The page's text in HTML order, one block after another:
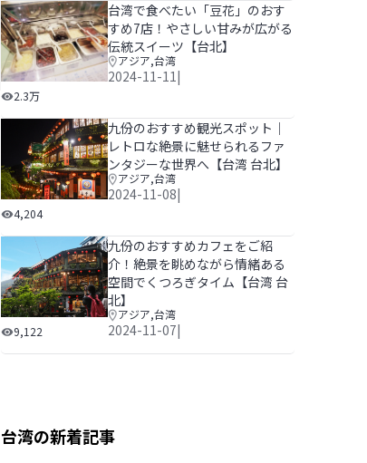
台湾で食べたい「豆花」のおすすめ7店！やさしい甘み
2.3万
台湾で食べたい「豆花」のおす
すめ7店！やさしい甘みが広がる
伝統スイーツ【台北】
アジア,台湾
2024-11-11|
九份のおすすめ観光スポット｜レトロな絶景に魅せら
4,204
九份のおすすめ観光スポット｜
レトロな絶景に魅せられるファ
ンタジーな世界へ【台湾 台北】
アジア,台湾
2024-11-08|
九份のおすすめカフェをご紹介！絶景を眺めながら情
9,122
九份のおすすめカフェをご紹
介！絶景を眺めながら情緒ある
空間でくつろぎタイム【台湾 台
北】
アジア,台湾
2024-11-07|
台湾の新着記事